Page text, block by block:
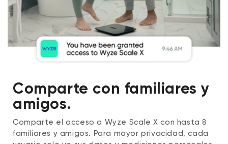
Comparte con familiares y
amigos.
Comparte el acceso a Wyze Scale X con hasta 8
familiares y amigos. Para mayor privacidad, cada